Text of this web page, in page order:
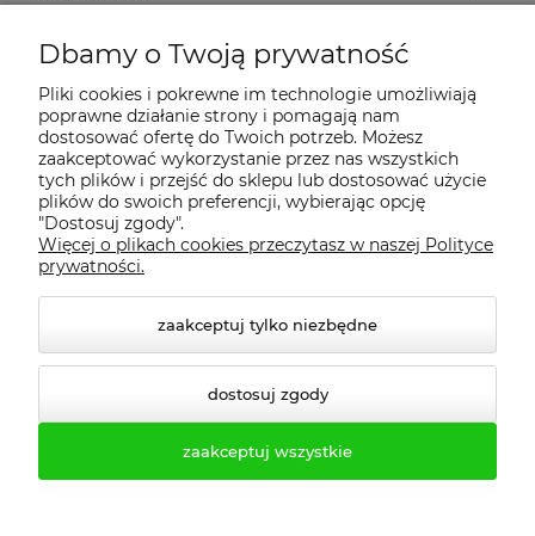
Regulamin
Dostawa - realizacja
Gwarancja i zwroty
Pomoc
Dbamy o Twoją prywatność
Pliki cookies i pokrewne im technologie umożliwiają
poprawne działanie strony i pomagają nam
dostosować ofertę do Twoich potrzeb. Możesz
zaakceptować wykorzystanie przez nas wszystkich
tych plików i przejść do sklepu lub dostosować użycie
plików do swoich preferencji, wybierając opcję
"Dostosuj zgody".
Więcej o plikach cookies przeczytasz w naszej Polityce
prywatności.
zaakceptuj tylko niezbędne
dostosuj zgody
zaakceptuj wszystkie